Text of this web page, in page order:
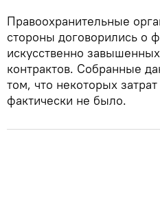
Правоохранительные
стороны договорились о
искусственно
контрактов. Собранные
том, что некоторых
фактически не было.